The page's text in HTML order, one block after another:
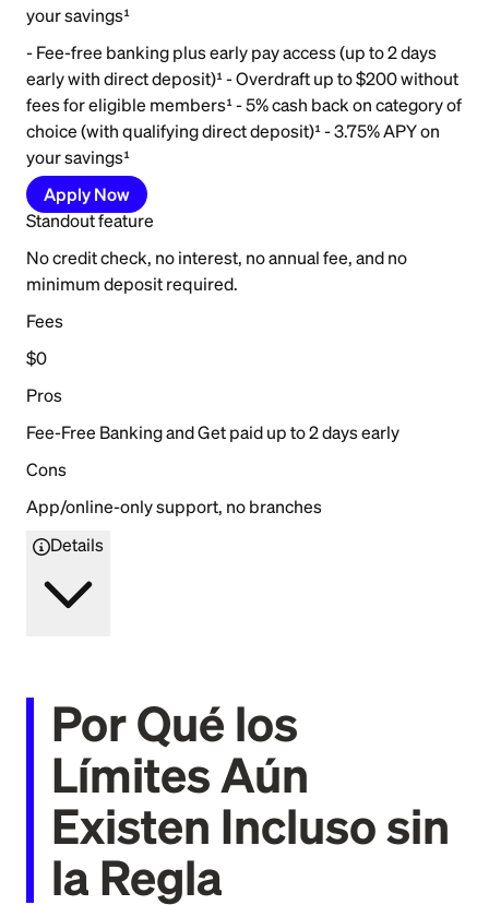
your savings¹
- Fee-free banking plus early pay access (up to 2 days
early with direct deposit)¹ - Overdraft up to $200 without
fees for eligible members¹ - 5% cash back on category of
choice (with qualifying direct deposit)¹ - 3.75% APY on
your savings¹
Apply Now
Standout feature
No credit check, no interest, no annual fee, and no
minimum deposit required.
Fees
$0
Pros
Fee-Free Banking and Get paid up to 2 days early
Cons
App/online-only support, no branches
Details
Por Qué los
Límites Aún
Existen Incluso sin
la Regla